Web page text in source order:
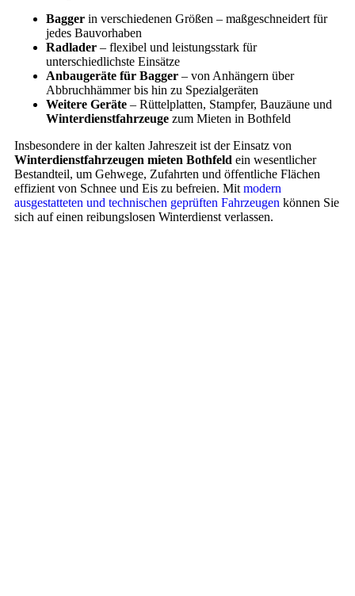
Bagger in verschiedenen Größen – maßgeschneidert für
jedes Bauvorhaben
Radlader – flexibel und leistungsstark für
unterschiedlichste Einsätze
Anbaugeräte für Bagger – von Anhängern über
Abbruchhämmer bis hin zu Spezialgeräten
Weitere Geräte – Rüttelplatten, Stampfer, Bauzäune und
Winterdienstfahrzeuge zum Mieten in Bothfeld
Insbesondere in der kalten Jahreszeit ist der Einsatz von
Winterdienstfahrzeugen mieten Bothfeld ein wesentlicher
Bestandteil, um Gehwege, Zufahrten und öffentliche Flächen
effizient von Schnee und Eis zu befreien. Mit modern
ausgestatteten und technischen geprüften Fahrzeugen können Sie
sich auf einen reibungslosen Winterdienst verlassen.